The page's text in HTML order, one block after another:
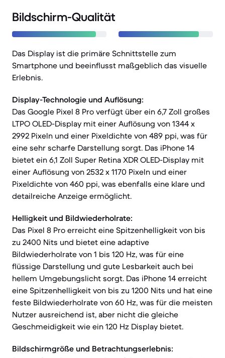
Bildschirm-Qualität
Das Display ist die primäre Schnittstelle zum
Smartphone und beeinflusst maßgeblich das visuelle
Erlebnis.
Display-Technologie und Auflösung:
Das Google Pixel 8 Pro verfügt über ein 6,7 Zoll großes
LTPO OLED-Display mit einer Auflösung von 1344 x
2992 Pixeln und einer Pixeldichte von 489 ppi, was für
eine sehr scharfe Darstellung sorgt. Das iPhone 14
bietet ein 6,1 Zoll Super Retina XDR OLED-Display mit
einer Auflösung von 2532 x 1170 Pixeln und einer
Pixeldichte von 460 ppi, was ebenfalls eine klare und
detailreiche Anzeige ermöglicht.
Helligkeit und Bildwiederholrate:
Das Pixel 8 Pro erreicht eine Spitzenhelligkeit von bis
zu 2400 Nits und bietet eine adaptive
Bildwiederholrate von 1 bis 120 Hz, was für eine
flüssige Darstellung und gute Lesbarkeit auch bei
hellem Umgebungslicht sorgt. Das iPhone 14 erreicht
eine Spitzenhelligkeit von bis zu 1200 Nits und hat eine
feste Bildwiederholrate von 60 Hz, was für die meisten
Nutzer ausreichend ist, aber nicht die gleiche
Geschmeidigkeit wie ein 120 Hz Display bietet.
Bildschirmgröße und Betrachtungserlebnis: